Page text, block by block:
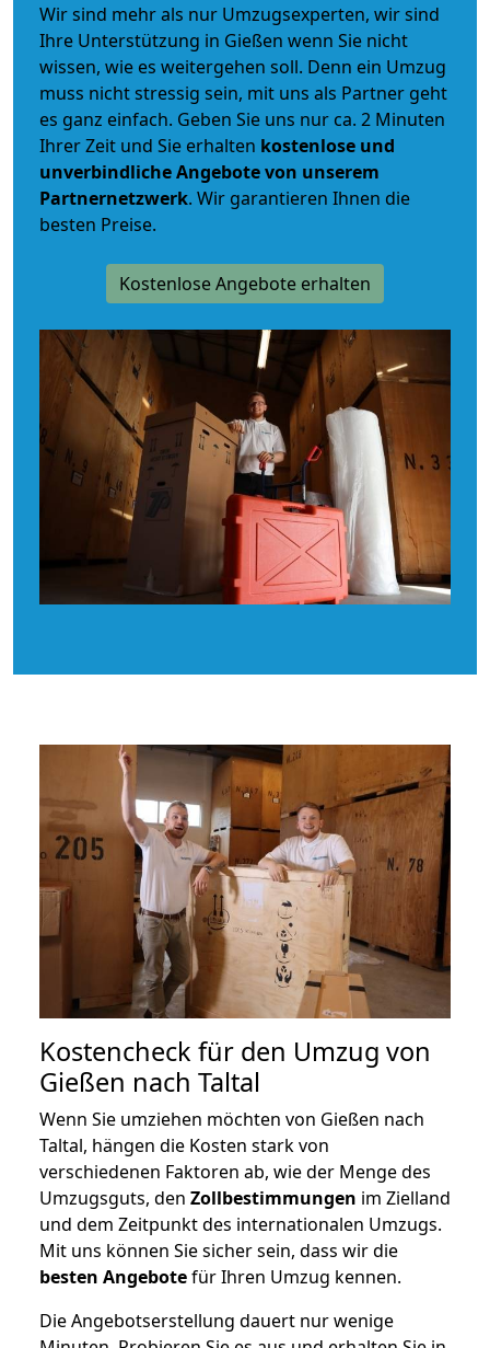
Wir sind mehr als nur Umzugsexperten, wir sind
Ihre Unterstützung in Gießen wenn Sie nicht
wissen, wie es weitergehen soll. Denn ein Umzug
muss nicht stressig sein, mit uns als Partner geht
es ganz einfach. Geben Sie uns nur ca. 2 Minuten
Ihrer Zeit und Sie erhalten kostenlose und
unverbindlicheAngebote von unserem
Partnernetzwerk. Wir garantieren Ihnen die
besten Preise.
Kostenlose Angebote erhalten
Kostencheck für den Umzug von
Gießen nach Taltal
Wenn Sie umziehen möchten von Gießen nach
Taltal, hängen die Kosten stark von
verschiedenen Faktoren ab, wie der Menge des
Umzugsguts, den Zollbestimmungen im Zielland
und dem Zeitpunkt des internationalen Umzugs.
Mit uns können Sie sicher sein, dass wir die
besten Angebotefür Ihren Umzug kennen.
Die Angebotserstellung dauert nur wenige